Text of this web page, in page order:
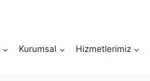
Kurumsal Hizmetlerimiz